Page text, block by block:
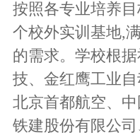
按照各专业培养
个校外实训基地,
的需求。学校根
技、金红鹰工业
北京首都航空、
铁建股份有限公